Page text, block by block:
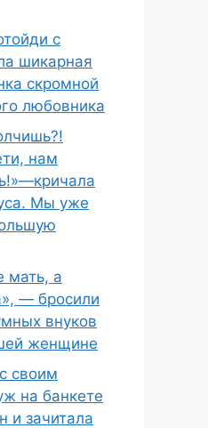
с
шикарная
скромной
любовника
нам
Мы уже
мать, а
— бросили
внуков
женщине
своим
на банкете
и зачитала